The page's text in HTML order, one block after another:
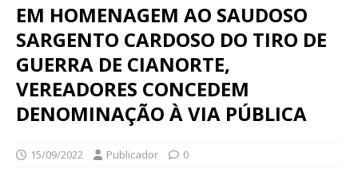
EM HOMENAGEM AO SAUDOSO
SARGENTO CARDOSO DO TIRO DE
GUERRA DE CIANORTE,
VEREADORES CONCEDEM
DENOMINAÇÃO À VIA PÚBLICA
15/09/2022 Publicador 0